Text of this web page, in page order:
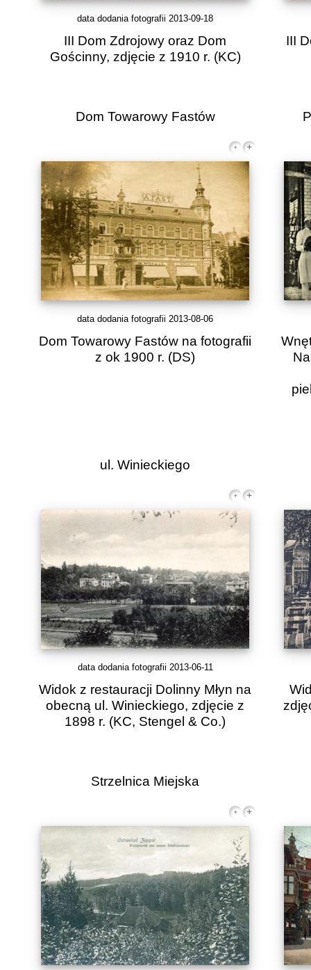
data dodania fotografii 2013-09-18
III Dom Zdrojowy oraz Dom
Gościnny, zdjęcie z 1910 r. (KC)
III
Dom Towarowy Fastów
data dodania fotografii 2013-08-06
Dom Towarowy Fastów na fotografii
z ok 1900 r. (DS)
ul. Winieckiego
data dodania fotografii 2013-06-11
Widok z restauracji Dolinny Młyn na
obecną ul. Winieckiego, zdjęcie z
1898 r. (KC, Stengel & Co.)
Strzelnica Miejska